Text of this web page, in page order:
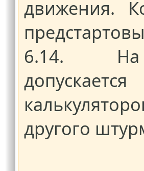
движения.
6.14. На
другого